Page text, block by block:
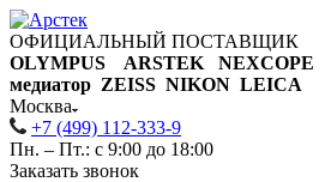
ОФИЦИАЛЬНЫЙ ПОСТАВЩИК
OLYMPUS ARSTEK NEXCOPE
медиатор ZEISS NIKON LEICA
Москва
+7 (499) 112-333-9
Пн. – Пт.: с 9:00 до 18:00
Заказать звонок